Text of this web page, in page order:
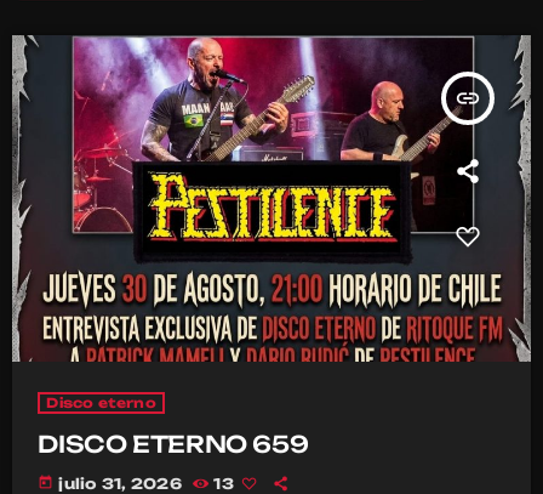
insert_link
Disco eterno
DISCO ETERNO 659
today julio 31, 2026 13